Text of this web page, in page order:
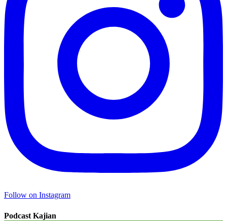
Follow on Instagram
Podcast Kajian